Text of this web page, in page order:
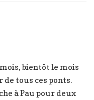
chocolat
noir
bientôt le mois
tous ces ponts.
à Pau pour deux